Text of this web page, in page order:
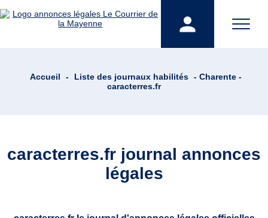
Accueil - Liste des journaux habilités - Charente -
caracterres.fr
caracterres.fr journal annonces
légales